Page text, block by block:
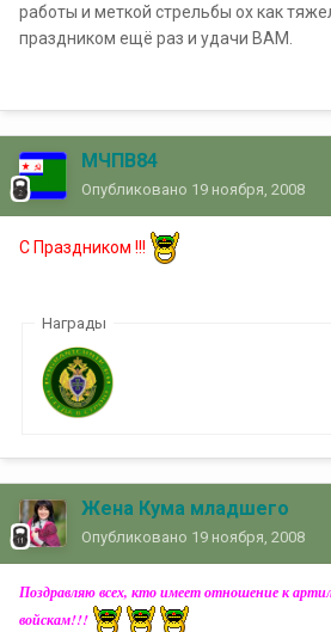
работы и меткой стрельбы ох как
праздником ещё раз и удачи ВАМ.
МЧПВ84
Опубликовано 19 ноября, 2008
С Праздником !!!
Награды
Жена Кума младшего
Опубликовано 19 ноября, 2008
Поздравляю всех, кто имеет отношение к
войскам!!!